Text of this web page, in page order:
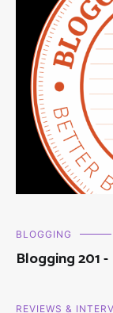
BLOGGING
Blogging 201
REVIEWS &